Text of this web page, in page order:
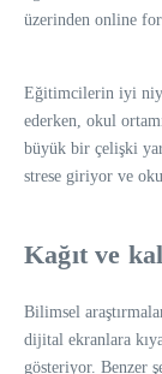
üzerinden online
Eğitimcilerin iyi
ederken, okul
büyük bir çelişki
strese giriyor ve
Kağıt ve
Bilimsel
dijital ekranlara
gösteriyor. Benzer